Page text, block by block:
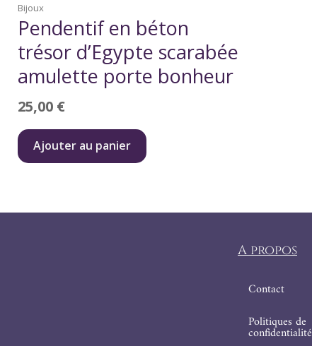
Bijoux
Pendentif en béton
trésor d’Egypte scarabée
amulette porte bonheur
25,00 €
Ajouter au panier
A propos
Contact
Politiques de
confidentialité